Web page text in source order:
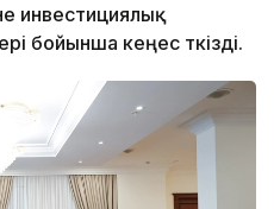
инвестициялық
бойынша кеңес өткізді.